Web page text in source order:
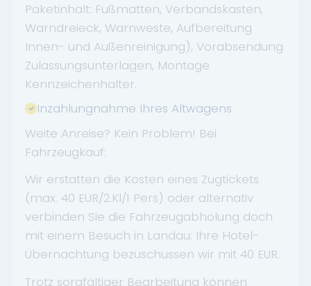
Paketinhalt: Fußmatten, Verbandskasten,
Warndreieck, Warnweste, Aufbereitung
Innen- und Außenreinigung), Vorabsendung
Zulassungsunterlagen, Montage
Kennzeichenhalter.
Inzahlungnahme Ihres Altwagens
Weite Anreise? Kein Problem! Bei
Fahrzeugkauf:
Wir erstatten die Kosten eines Zugtickets
(max. 40 EUR/2.Kl/1 Pers) oder alternativ
verbinden Sie die Fahrzeugabholung doch
mit einem Besuch in Landau: Ihre Hotel-
Übernachtung bezuschussen wir mit 40 EUR.
Trotz sorgfältiger Bearbeitung können